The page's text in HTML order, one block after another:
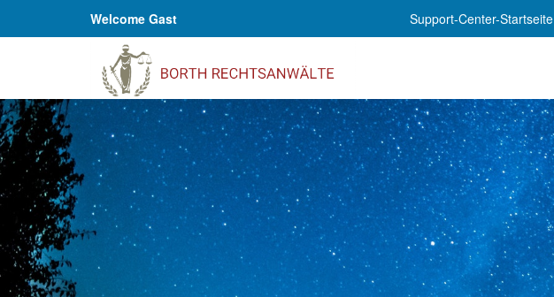
Welcome Gast Support-Center-Startseite